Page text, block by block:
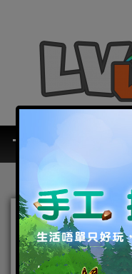
擴大全球
區塊鏈貨